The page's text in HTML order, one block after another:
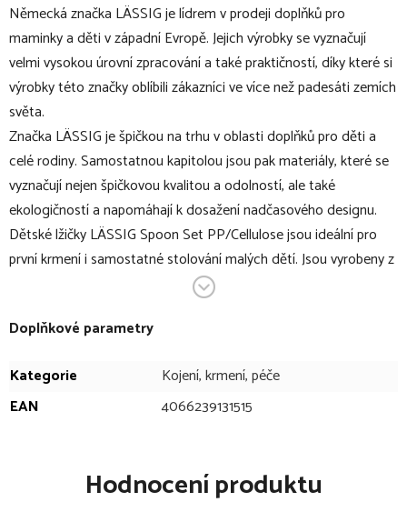
Německá značka LÄSSIG je lídrem v prodeji doplňků pro
maminky a děti v západní Evropě. Jejich výrobky se vyznačují
velmi vysokou úrovní zpracování a také praktičností, díky které si
výrobky této značky oblíbili zákazníci ve více než padesáti zemích
světa.
Značka LÄSSIG je špičkou na trhu v oblasti doplňků pro děti a
celé rodiny. Samostatnou kapitolou jsou pak materiály, které se
vyznačují nejen špičkovou kvalitou a odolností, ale také
ekologičností a napomáhají k dosažení nadčasového designu.
Dětské lžičky LÄSSIG Spoon Set PP/Cellulose jsou ideální pro
první krmení i samostatné stolování malých dětí. Jsou vyrobeny z
lehkého, odolného a ekologického materiálu na bázi celulózy bez
podporují rozvoj jemné motoriky. Stylový design, příjemné barvy
každodenní použití doma i na cestách.
set lehkých dětských lžičel
balení obsahuje: 4 ks lžiček
Doplňkové parametry
Kategorie
Kojení, krmení, péče
EAN
4066239131515
Hodnocení produktu